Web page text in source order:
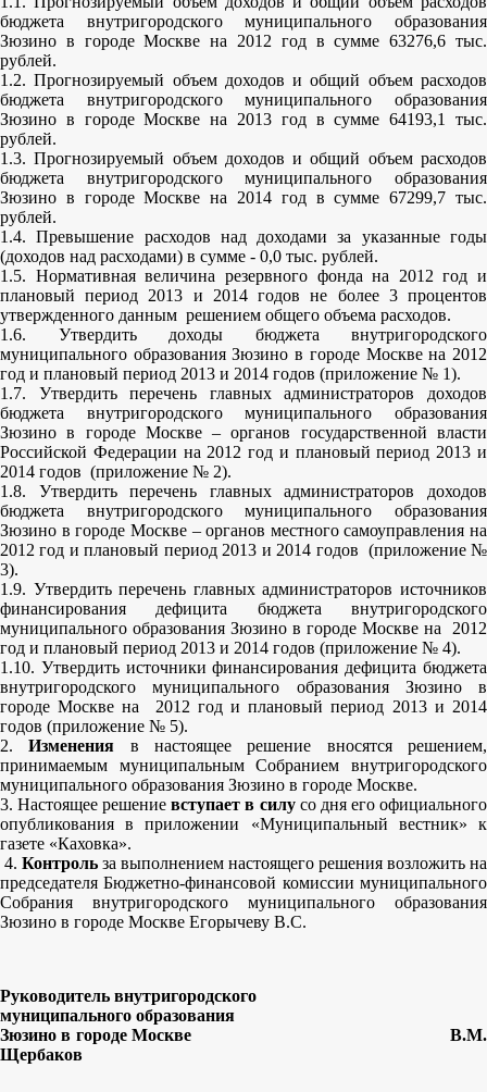
бюджета внутригородского муниципального образования
Зюзино в городе Москве на 2012 год в сумме 63276,6 тыс.
рублей.
1.2. Прогнозируемый объем доходов и общий объем расходов
бюджета внутригородского муниципального образования
Зюзино в городе Москве на 2013 год в сумме 64193,1 тыс.
рублей.
1.3. Прогнозируемый объем доходов и общий объем расходов
бюджета внутригородского муниципального образования
Зюзино в городе Москве на 2014 год в сумме 67299,7 тыс.
рублей.
1.4. Превышение расходов над доходами за указанные годы
(доходов над расходами) в сумме - 0,0 тыс. рублей.
1.5. Нормативная величина резервного фонда на 2012 год и
плановый период 2013 и 2014 годов не более 3 процентов
утвержденного данным решением общего объема расходов.
1.6. Утвердить доходы бюджета внутригородского
муниципального образования Зюзино в городе Москве на 2012
год и плановый период 2013 и 2014 годов (приложение № 1).
1.7. Утвердить перечень главных администраторов доходов
бюджета внутригородского муниципального образования
Зюзино в городе Москве – органов государственной власти
Российской Федерации на 2012 год и плановый период 2013 и
2014 годов (приложение № 2).
1.8. Утвердить перечень главных администраторов доходов
бюджета внутригородского муниципального образования
Зюзино в городе Москве – органов местного самоуправления на
2012 год и плановый период 2013 и 2014 годов (приложение №
3).
1.9. Утвердить перечень главных администраторов источников
финансирования дефицита бюджета внутригородского
муниципального образования Зюзино в городе Москве на 2012
год и плановый период 2013 и 2014 годов (приложение № 4).
1.10. Утвердить источники финансирования дефицита бюджета
внутригородского муниципального образования Зюзино в
городе Москве на 2012 год и плановый период 2013 и 2014
годов (приложение № 5).
2.Изменения в настоящее решение вносятся решением,
принимаемым муниципальным Собранием внутригородского
муниципального образования Зюзино в городе Москве.
3. Настоящее решениевступает в силусо дня его официального
опубликования в приложении «Муниципальный вестник» к
газете «Каховка».
4. Контроль за выполнением настоящего решения возложить на
председателя Бюджетно-финансовой комиссии муниципального
Собрания внутригородского муниципального образования
Зюзино в городе Москве Егорычеву В.С.
Руководитель внутригородского
муниципального образования
Зюзино в городе Москве В.М.
Щербаков